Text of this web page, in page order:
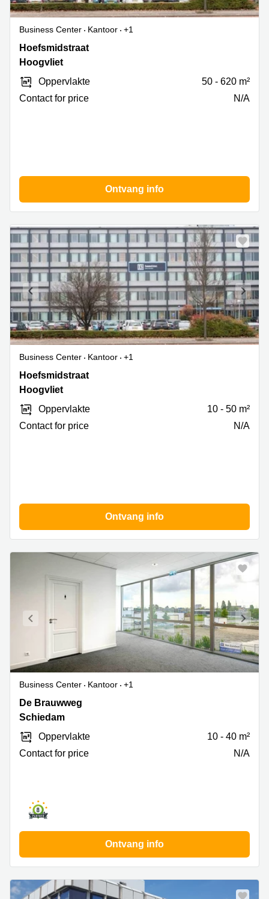
Business Center Kantoor
+1
Hoefsmidstraat
41,
Hoefsmidstraat
Hoogvliet
Oppervlakte
50 - 620 m²
Contact for price
N/A
Ontvang info
Business Center Kantoor
+1
Hoefsmidstraat
41,
Hoefsmidstraat
Hoogvliet
Oppervlakte
10 - 50 m²
Contact for price
N/A
Ontvang info
Business Center Kantoor
+1
De
Brauwweg
Schiedam
De Brauwweg
Schiedam
Oppervlakte
10 - 40 m²
Contact for price
N/A
Ontvang info